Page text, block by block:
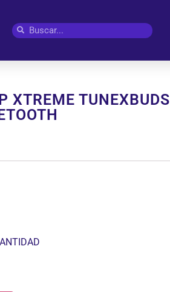
XTREME TUNEXBUDS